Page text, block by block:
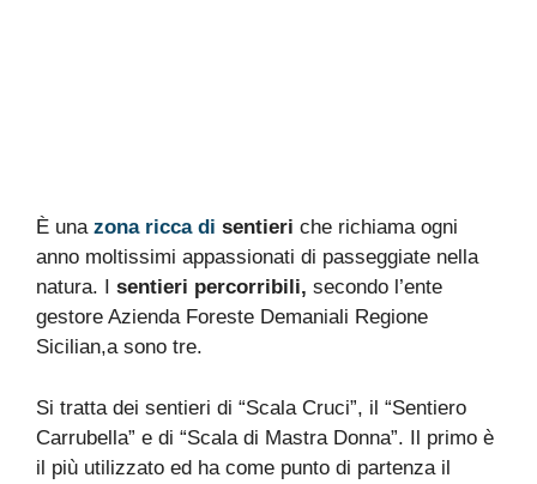
È unazona ricca di sentieri che richiama ogni
anno moltissimi appassionati di passeggiate nella
natura.
sentieri percorribili, secondo l’ente
gestore Azienda Foreste Demaniali Regione
Sicilian,a sono tre.
Si tratta dei sentieri di “Scala Cruci”, il “Sentiero
Carrubella” e di “Scala di Mastra Donna”. Il primo è
il più utilizzato ed ha come punto di partenza il